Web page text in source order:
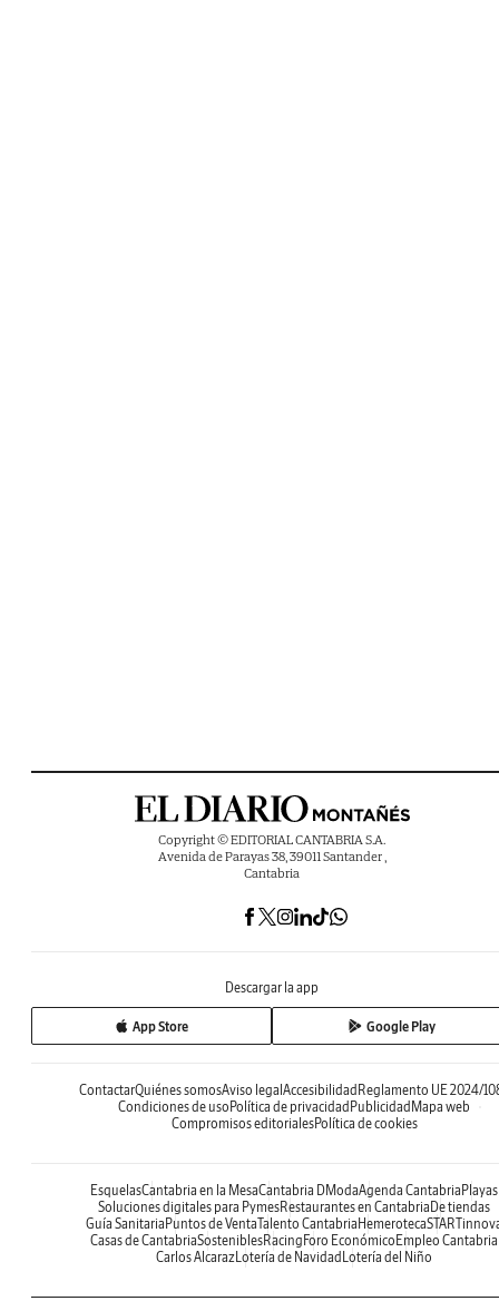
Copyright © EDITORIAL CANTABRIA S.A.
Avenida de Parayas 38, 39011 Santander ,
Cantabria
Descargar la app
App Store Google Play
ContactarQuiénes somosAviso legal Accesibilidad Reglamento UE 2024/
Condiciones de uso Política de privacidad Publicidad Mapa web
Compromisos editorialesPolítica de cookies
EsquelasCantabria en la MesaCantabria DModaAgenda Cantabria Playas
Soluciones digitales para PymesRestaurantes en Cantabria De tiendas
Guía Sanitaria Puntos de VentaTalento Cantabria Hemeroteca
Casas de CantabriaSosteniblesRacing Foro Económico Empleo Cantabria
Carlos AlcarazLotería de Navidad Lotería del Niño